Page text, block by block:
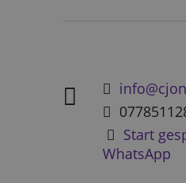
Start
WhatsApp